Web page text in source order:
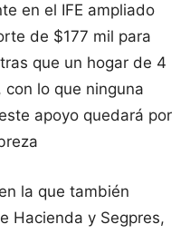
en el IFE ampliado
de $177 mil para
que un hogar de 4
lo que ninguna
apoyo quedará por
la que también
Hacienda y Segpres,